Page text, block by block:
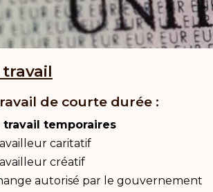
travail
de courte durée :
travail temporaires
caritatif
créatif
autorisé par le gouvernement